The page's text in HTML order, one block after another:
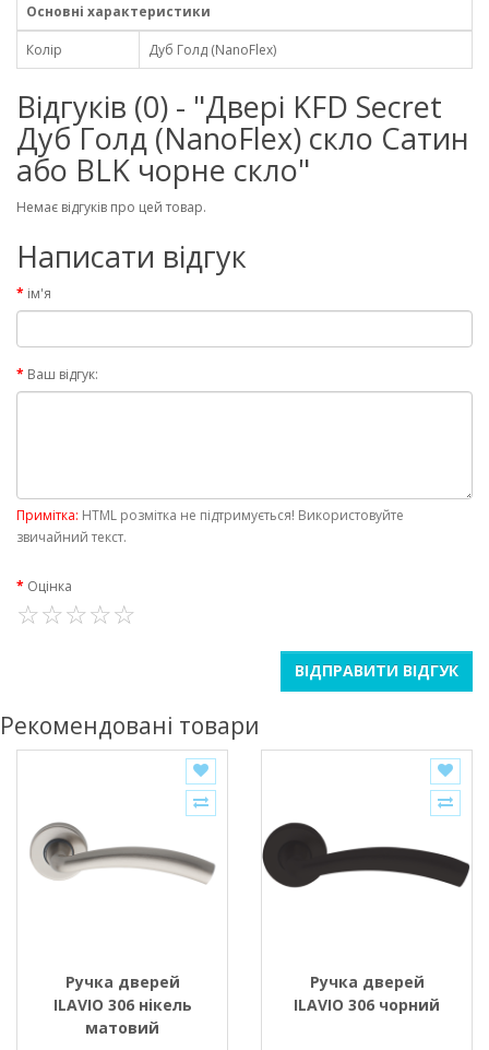
Основні характеристики
Колір Дуб Голд (NanoFlex)
Відгуків (0) - "Двері KFD Secret
Дуб Голд (NanoFlex) скло Сатин
або BLK чорне скло"
Немає відгуків про цей товар.
Написати відгук
ім'я
Ваш відгук:
Примітка: HTML розмітка не підтримується! Використовуйте
звичайний текст.
Оцінка
ВІДПРАВИТИ ВІДГУК
Рекомендовані товари
Ручка дверей
ILAVIO 306 нікель
матовий
Ручка дверей
ILAVIO 306 чорний